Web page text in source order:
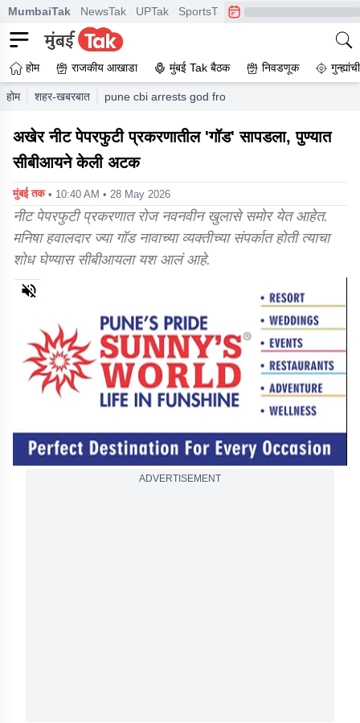
MumbaiTak NewsTak UPTak SportsTak CrimeTak
होम राजकीय आखाडा मुंबई Tak बैठक निवडणूक
होम शहर-खबरबात pune cbi arrests god from pune in neet paper
अखेर नीट पेपरफुटी प्रकरणातील 'गॉड' सापडला, पुण्यात
सीबीआयने केली अटक
मुंबई तक • 10:40 AM • 28 May 2026
नीट पेपरफुटी प्रकरणात रोज नवनवीन खुलासे समोर येत आहेत.
मनिषा हवालदार ज्या गॉड नावाच्या व्यक्तीच्या संपर्कात होती त्याचा
शोध घेण्यास सीबीआयला यश आलं आहे.
0
of
minutes,
seconds
ADVERTISEMENT